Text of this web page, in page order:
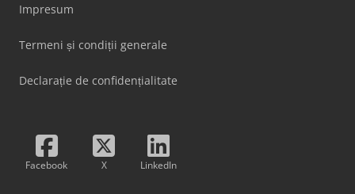
Impresum
Termeni și condiții generale
Declarație de confidențialitate
Facebook X LinkedIn